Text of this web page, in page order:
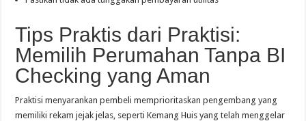
Tips Praktis dari Praktisi:
Memilih Perumahan Tanpa BI
Checking yang Aman
Praktisi menyarankan pembeli memprioritaskan pengembang yang
memiliki rekam jejak jelas, seperti Kemang Huis yang telah menggelar